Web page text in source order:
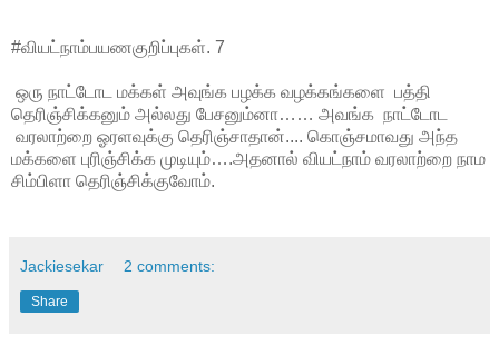
#வியட்நாம்பயணகுறிப்புகள். 7
ஒரு நாட்டோட மக்கள் அவுங்க பழக்க வழக்கங்களை பத்தி
தெரிஞ்சிக்கனும் அல்லது பேசனும்னா…… அவங்க நாட்டோட
வரலாற்றை ஓரளவுக்கு தெரிஞ்சாதான்.... கொஞ்சமாவது அந்த
மக்களை புரிஞ்சிக்க முடியும்….அதனால் வியட்நாம் வரலாற்றை நாம
சிம்பிளா தெரிஞ்சிக்குவோம்.
Jackiesekar 2 comments:
Share